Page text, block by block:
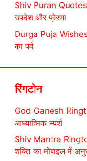
Shiv Puran Quotes
उपदेश और प्रेरणा
Durga Puja Wishes
का पर्व
रिंगटोन
God Ganesh
आध्यात्मिक स्पर्श
Shiv Mantra
शक्ति का मोबाइल में